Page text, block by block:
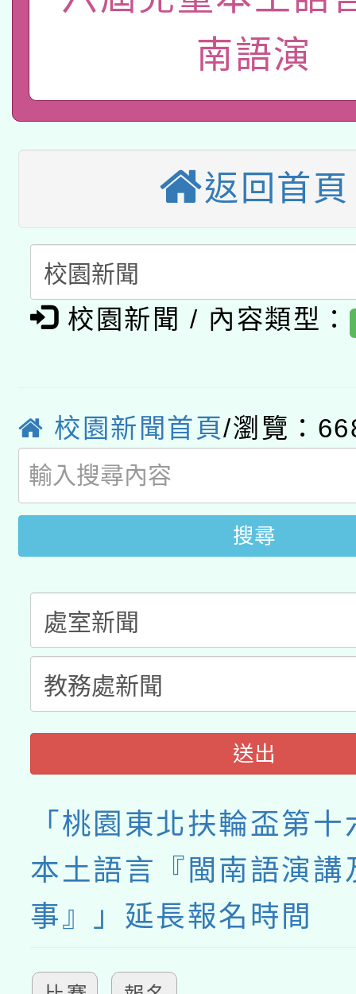
本校115學年度第1次
本校115學年度第2次
次招考甄選結果公告(
有關原住民族委員會
公告之原住民族歲時祭
一案。
兒童少年暑期犯罪預防
答一案
有關本府115年70歲以
人員健康講座「吃得安
心」，鼓勵退休同仁踴
本校115學年度第2次
招甄選結果公告(無人
適應運動共學行動站研
本館辦理115年度閱讀
礎課程
A3數位素養講師名單
南語演
返回首頁
校園新聞 / 內容類型：
校園新聞首頁/瀏覽：
搜尋
送出
「桃園東北扶輪盃第
本土語言『閩南語演講
事』」延長報名時間